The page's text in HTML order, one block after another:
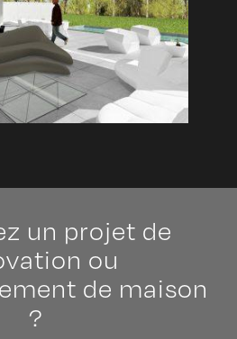
un projet de
ou
de maison
?